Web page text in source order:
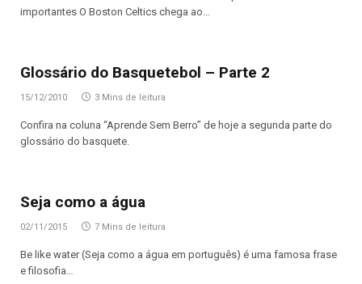
importantes O Boston Celtics chega ao…
Glossário do Basquetebol – Parte 2
15/12/2010 3 Mins de leitura
Confira na coluna “Aprende Sem Berro” de hoje a segunda parte do
glossário do basquete.
Seja como a água
02/11/2015 7 Mins de leitura
Be like water (Seja como a água em português) é uma famosa frase
e filosofia…